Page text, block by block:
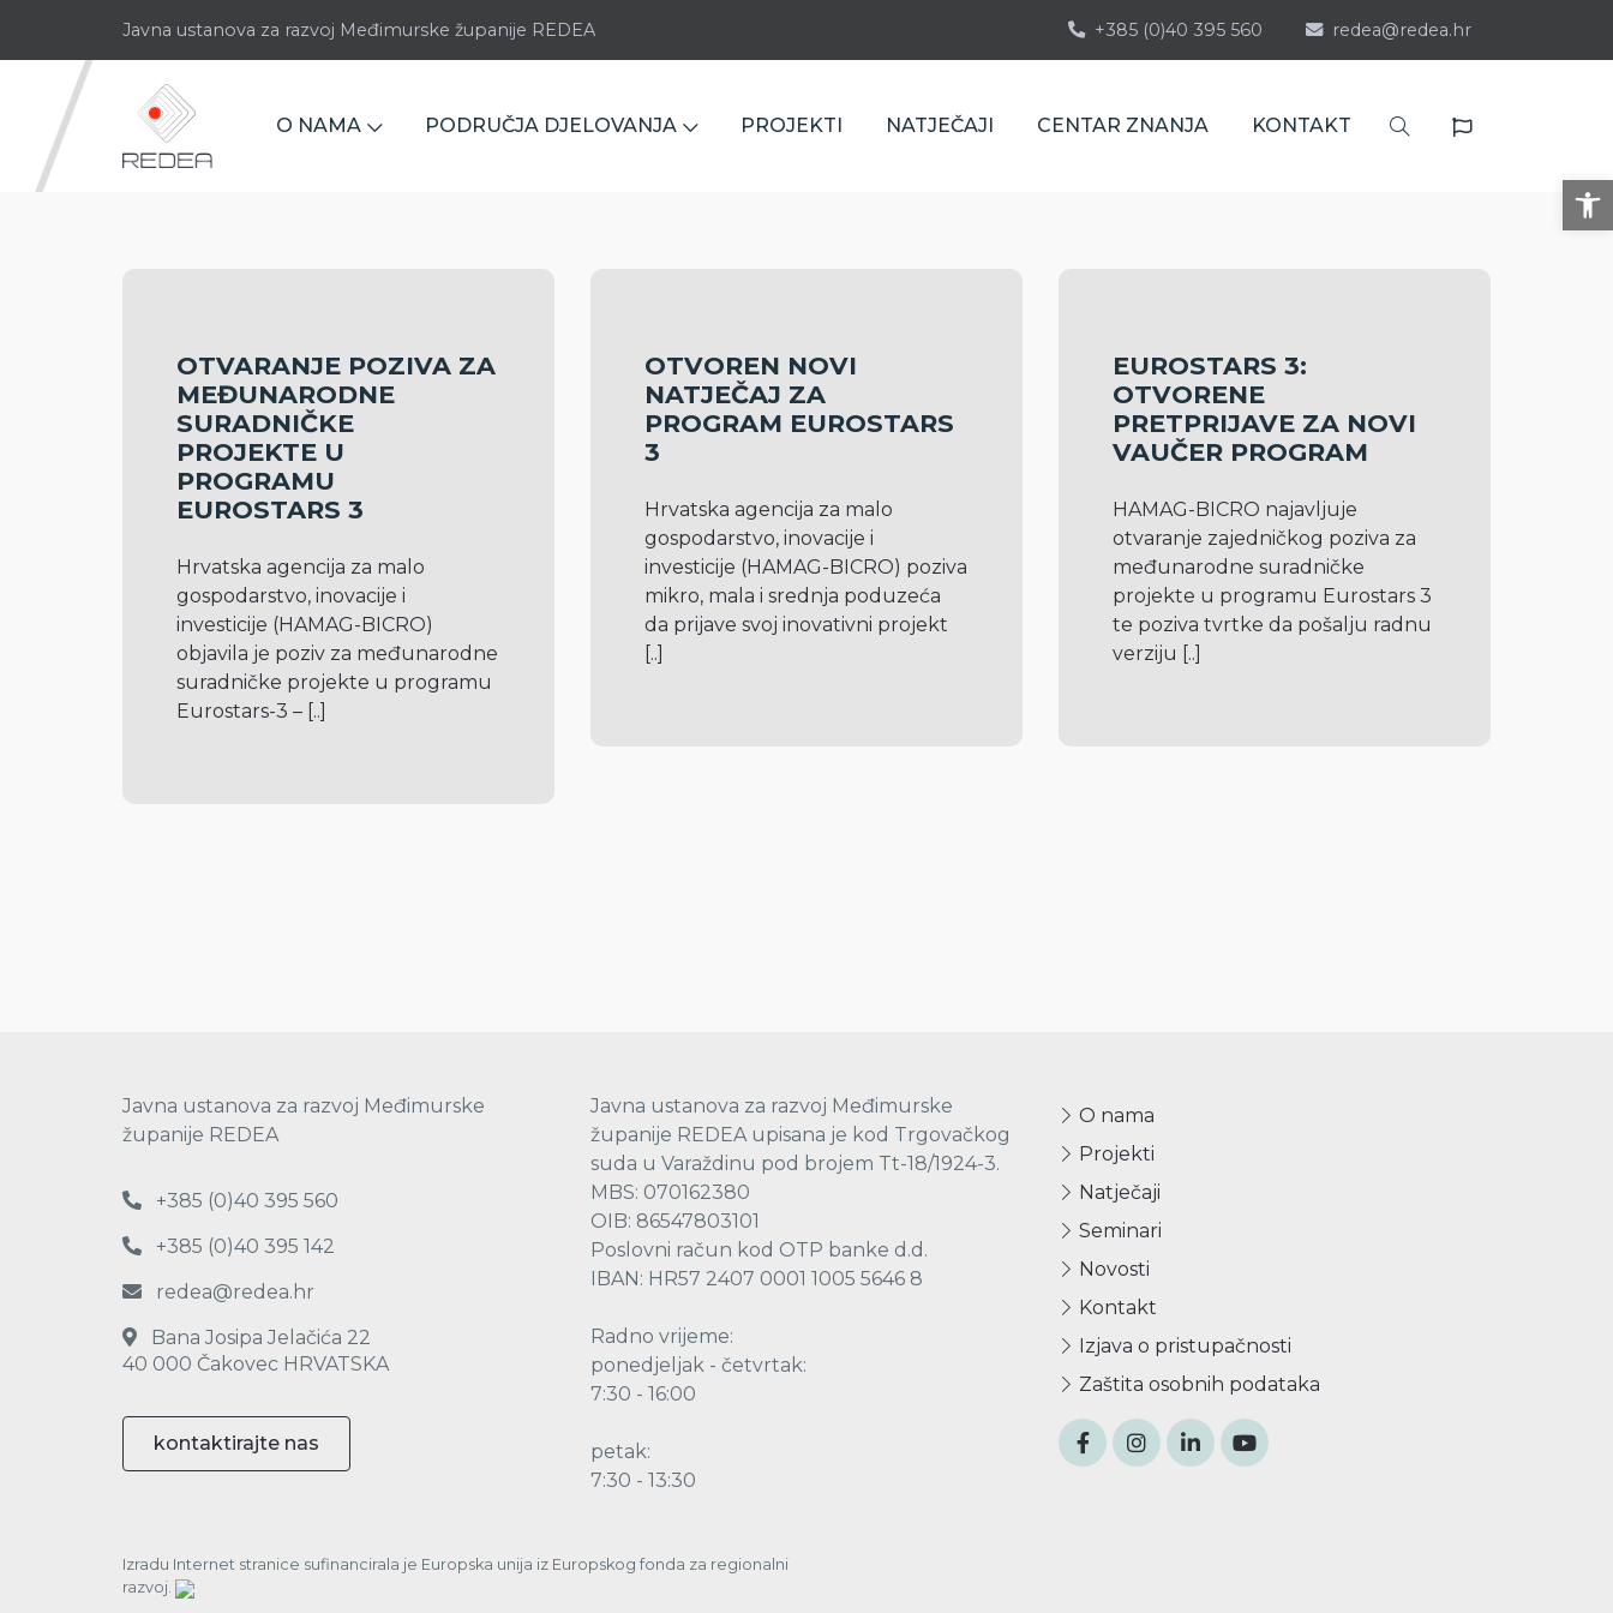
Javna ustanova za razvoj Međimurske županije REDEA +385 (0)40 395 560 redea@redea.hr
O NAMA PODRUČJA DJELOVANJA PROJEKTI NATJEČAJI CENTAR ZNANJA KONTAKT
OTVARANJE POZIVA ZA
MEĐUNARODNE
SURADNIČKE
PROJEKTE U
PROGRAMU
EUROSTARS 3
Hrvatska agencija za malo
gospodarstvo, inovacije i
investicije (HAMAG-BICRO)
objavila je poziv za međunarodne
suradničke projekte u programu
Eurostars-3 – [..]
OTVOREN NOVI
NATJEČAJ ZA
PROGRAM EUROSTARS
3
Hrvatska agencija za malo
gospodarstvo, inovacije i
investicije (HAMAG-BICRO) poziva
mikro, mala i srednja poduzeća
[..]
EUROSTARS 3:
OTVORENE
PRETPRIJAVE ZA NOVI
VAUČER PROGRAM
HAMAG-BICRO najavljuje
otvaranje zajedničkog poziva za
međunarodne suradničke
projekte u programu Eurostars 3
te poziva tvrtke da pošalju radnu
verziju [..]
Javna ustanova za razvoj Međimurske
županije REDEA
+385 (0)40 395 560
+385 (0)40 395 142
redea@redea.hr
Bana Josipa Jelačića 22
40 000 Čakovec HRVATSKA
kontaktirajte nas
Javna ustanova za razvoj Međimurske
županije REDEA upisana je kod Trgovačkog
suda u Varaždinu pod brojem Tt-18/1924-3.
MBS: 070162380
OIB: 86547803101
Poslovni račun kod OTP banke d.d.
IBAN: HR57 2407 0001 1005 5646 8
Radno vrijeme:
ponedjeljak - četvrtak:
7:30 - 16:00
petak:
7:30 - 13:30
O nama
Projekti
Natječaji
Seminari
Novosti
Kontakt
Izjava o pristupačnosti
Zaštita osobnih podataka
Izradu Internet stranice sufinancirala je Europska unija iz Europskog fonda za regionalni
razvoj.